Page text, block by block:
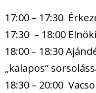
17:00 – 17:30
17:30 – 18:00
18:00 – 18:30
„kalapos”
18:30 – 20:00